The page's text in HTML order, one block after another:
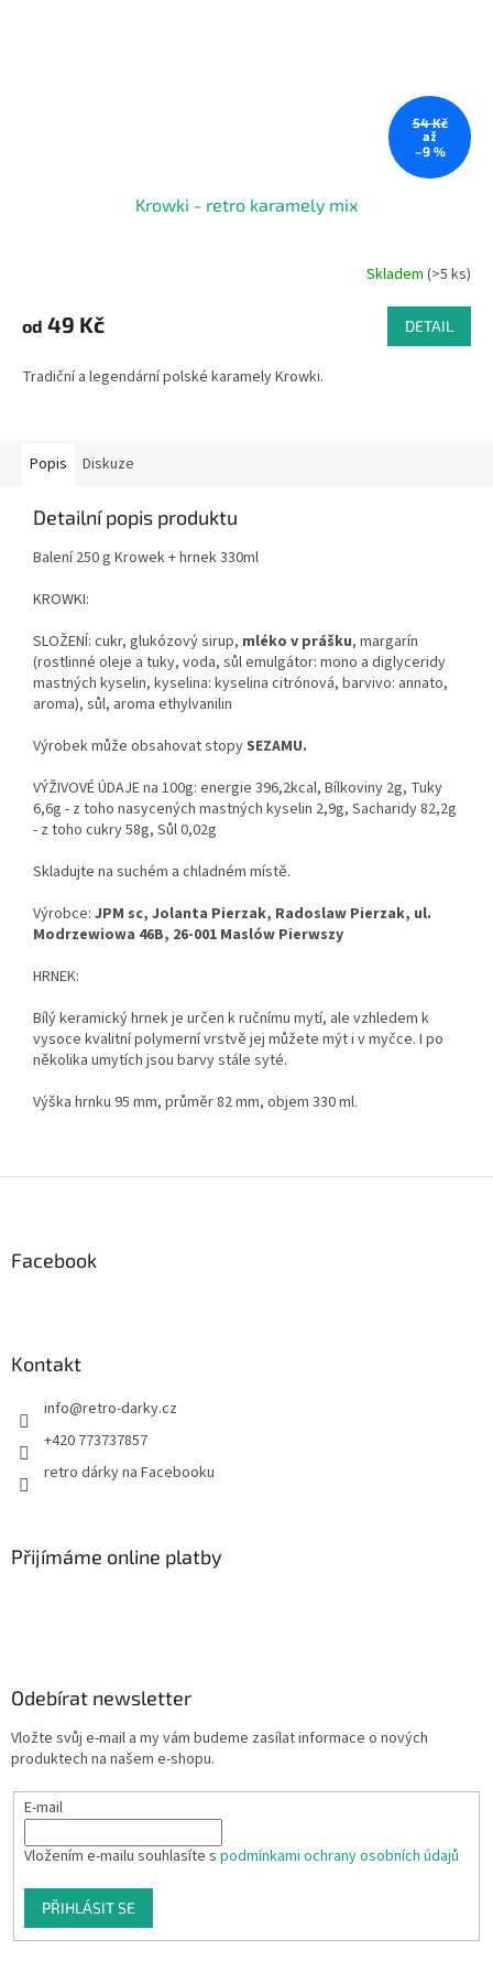
54 Kč
až
–9 %
Krowki - retro karamely mix
Skladem (>5 ks)
od 49 Kč DETAIL
Tradiční a legendární polské karamely Krowki.
Popis Diskuze
Detailní popis produktu
Balení 250 g Krowek + hrnek 330ml
KROWKI:
SLOŽENÍ: cukr, glukózový sirup, mléko v prášku, margarín
(rostlinné oleje a tuky, voda, sůl emulgátor: mono a diglyceridy
mastných kyselin, kyselina: kyselina citrónová, barvivo: annato,
aroma), sůl, aroma ethylvanilin
Výrobek může obsahovat stopySEZAMU.
VÝŽIVOVÉ ÚDAJE na 100g: energie 396,2kcal, Bílkoviny 2g, Tuky
6,6g - z toho nasycených mastných kyselin 2,9g, Sacharidy 82,2g
- z toho cukry 58g, Sůl 0,02g
Skladujte na suchém a chladném místě.
Výrobce: JPM sc, Jolanta Pierzak, Radoslaw Pierzak, ul.
Modrzewiowa 46B, 26-001 Maslów Pierwszy
HRNEK:
Bílý keramický hrnek je určen k ručnímu mytí, ale vzhledem k
vysoce kvalitní polymerní vrstvě jej můžete mýt i v myčce. I po
několika umytích jsou barvy stále syté.
Výška hrnku 95 mm, průměr 82 mm, objem 330 ml.
Facebook
Kontakt
info@retro-darky.cz
+420 773737857
retro dárky na Facebooku
Přijímáme online platby
Odebírat newsletter
Vložte svůj e-mail a my vám budeme zasílat informace o nových
produktech na našem e-shopu.
E-mail
Vložením e-mailu souhlasíte s podmínkami ochrany osobních údajů
PŘIHLÁSIT SE